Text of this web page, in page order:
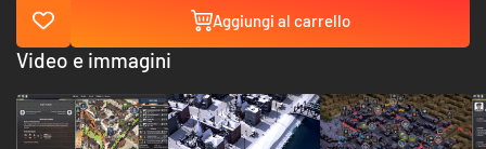
Aggiungi al carrello
Video e immagini